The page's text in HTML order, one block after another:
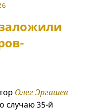
Олег Эргашев
случаю 35-й